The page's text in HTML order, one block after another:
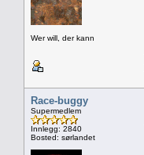
Wer will, der kann
Race-buggy
Supermedlem
Innlegg: 2840
Bosted: sørlandet